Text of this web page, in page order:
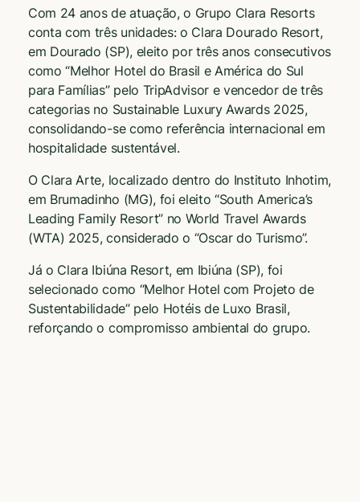
Com 24 anos de atuação, o Grupo Clara Resorts
conta com três unidades: o Clara Dourado Resort,
em Dourado (SP), eleito por três anos consecutivos
como “Melhor Hotel do Brasil e América do Sul
para Famílias” pelo TripAdvisor e vencedor de três
categorias no Sustainable Luxury Awards 2025,
consolidando-se como referência internacional em
hospitalidade sustentável.
O Clara Arte, localizado dentro do Instituto Inhotim,
em Brumadinho (MG), foi eleito “South America’s
Leading Family Resort” no World Travel Awards
(WTA) 2025, considerado o “Oscar do Turismo”.
Já o Clara Ibiúna Resort, em Ibiúna (SP), foi
selecionado como “Melhor Hotel com Projeto de
Sustentabilidade” pelo Hotéis de Luxo Brasil,
reforçando o compromisso ambiental do grupo.